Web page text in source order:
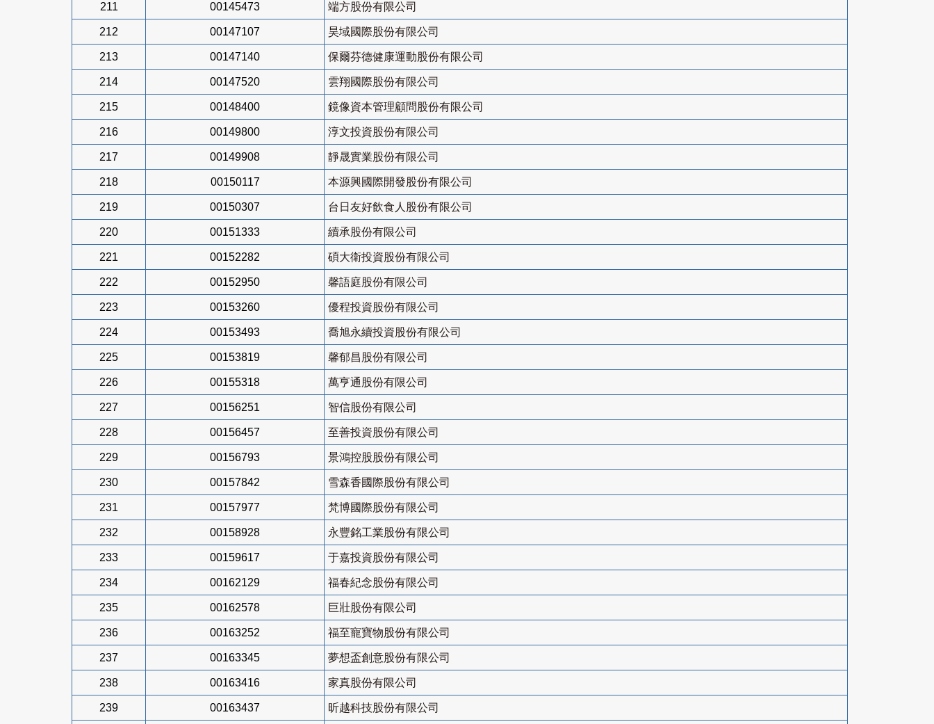
211 00145473 端方股份有限公司
212 00147107 昊域國際股份有限公司
213 00147140 保爾芬德健康運動股份有限公司
214 00147520 雲翔國際股份有限公司
215 00148400 鏡像資本管理顧問股份有限公司
216 00149800 淳文投資股份有限公司
217 00149908 靜晟實業股份有限公司
218 00150117 本源興國際開發股份有限公司
219 00150307 台日友好飲食人股份有限公司
220 00151333 續承股份有限公司
221 00152282 碩大衛投資股份有限公司
222 00152950 馨語庭股份有限公司
223 00153260 優程投資股份有限公司
224 00153493 喬旭永續投資股份有限公司
225 00153819 馨郁昌股份有限公司
226 00155318 萬亨通股份有限公司
227 00156251 智信股份有限公司
228 00156457 至善投資股份有限公司
229 00156793 景鴻控股股份有限公司
230 00157842 雪森香國際股份有限公司
231 00157977 梵博國際股份有限公司
232 00158928 永豐銘工業股份有限公司
233 00159617 于嘉投資股份有限公司
234 00162129 福春紀念股份有限公司
235 00162578 巨壯股份有限公司
236 00163252 福至寵寶物股份有限公司
237 00163345 夢想盃創意股份有限公司
238 00163416 家真股份有限公司
239 00163437 昕越科技股份有限公司